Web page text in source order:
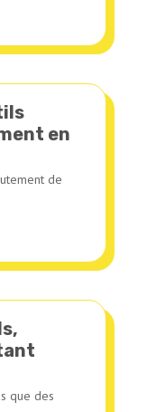
en
de
que des